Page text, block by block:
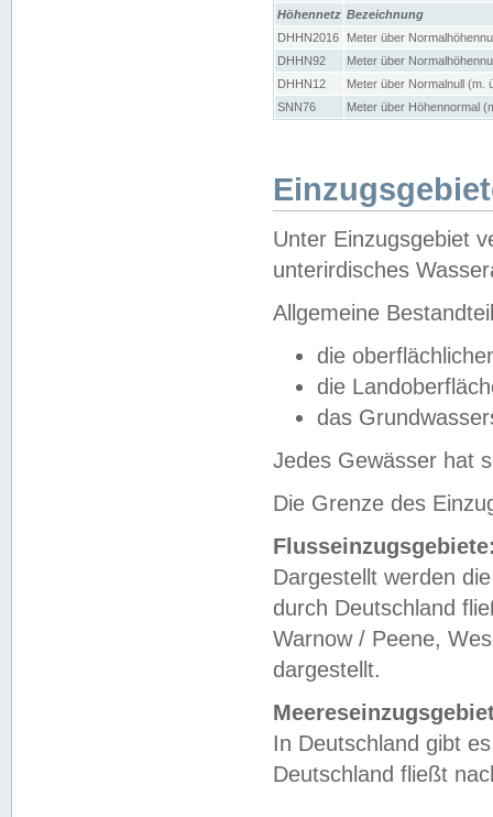
Höhennetz Bezeichnung
DHHN2016
Meter über
DHHN92
Meter über
DHHN12
Meter über Normalnull (m.
SNN76
Meter über Höhennormal
Unter Einzugsgebiet
unterirdisches
Allgemeine
die
die
das
Jedes Gewässer hat
Die Grenze des
Dargestellt werden
durch Deutschland
Warnow / Peene,
dargestellt.
In Deutschland gibt
Deutschland fließt